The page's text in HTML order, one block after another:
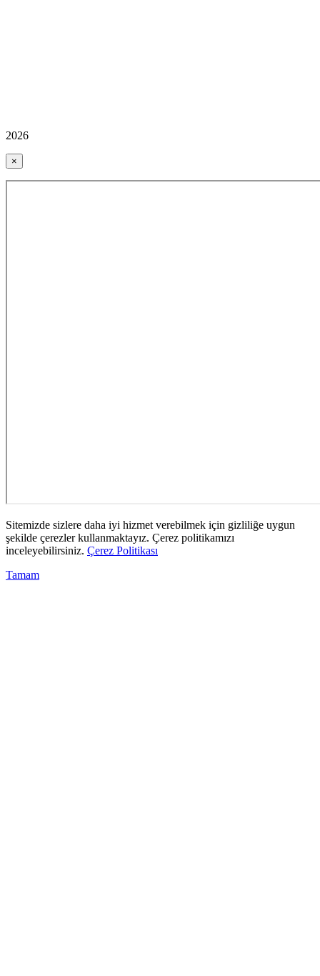
2026
×
Sitemizde sizlere daha iyi hizmet verebilmek için gizliliğe uygun
şekilde çerezler kullanmaktayız. Çerez politikamızı
inceleyebilirsiniz. Çerez Politikası
Tamam